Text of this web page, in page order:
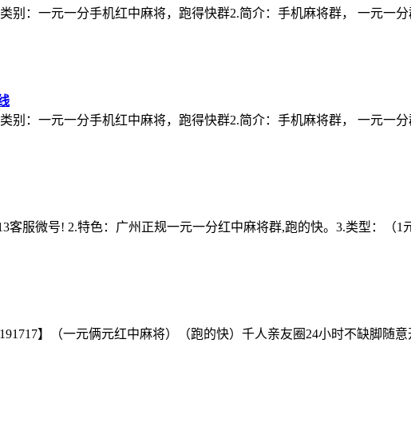
别：一元一分手机红中麻将，跑得快群2.简介：手机麻将群， 一元一
别：一元一分手机红中麻将，跑得快群2.简介：手机麻将群， 一元一
客服微号! 2.特色：广州正规一元一分红中麻将群,跑的快。3.类型：（1
】（一元俩元红中麻将）（跑的快）千人亲友圈24小时不缺脚随